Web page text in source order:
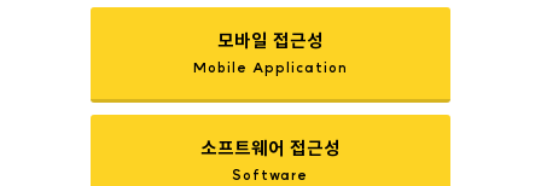
모바일 접근성
Mobile Application
소프트웨어 접근성
Software